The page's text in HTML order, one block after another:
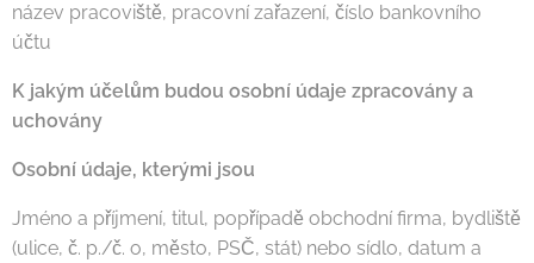
název pracoviště, pracovní zařazení, číslo bankovního
účtu
K jakým účelům budou osobní údaje zpracovány a
uchovány
Osobní údaje, kterými jsou
Jméno a příjmení, titul, popřípadě obchodní firma, bydliště
(ulice, č. p./č. o, město, PSČ, stát) nebo sídlo, datum a